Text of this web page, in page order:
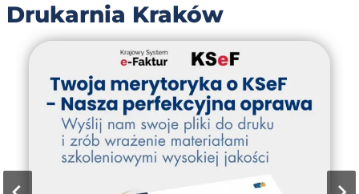
Drukarnia Kraków